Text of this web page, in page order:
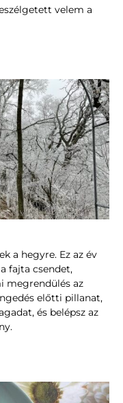
velem a
a hegyre. Ez az év
fajta csendet,
megrendülés az
előtti pillanat,
és belépsz az